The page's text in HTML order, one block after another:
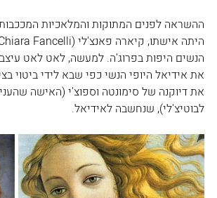
ההשראה לפנים המתוקות והמלאכיות המככבות
הנשים היפות בפרוג'ה. למעשה, לאט לאט
את אידיאל היופי הנשי כפי שבא לידי ביטוי
את דיוקנה של סימונטה וספוצ'י (האישה
לבוטיצ'לי), שנחשבה לאידיאל.